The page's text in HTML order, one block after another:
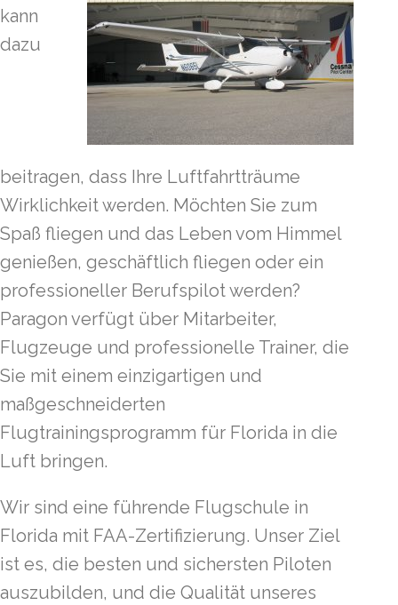
kann
dazu
beitragen, dass Ihre Luftfahrtträume
Wirklichkeit werden. Möchten Sie zum
Spaß fliegen und das Leben vom Himmel
genießen, geschäftlich fliegen oder ein
professioneller Berufspilot werden?
Paragon verfügt über Mitarbeiter,
Flugzeuge und professionelle Trainer, die
Sie mit einem einzigartigen und
maßgeschneiderten
Flugtrainingsprogramm für Florida in die
Luft bringen.
Wir sind eine führende Flugschule in
Florida mit FAA-Zertifizierung. Unser Ziel
ist es, die besten und sichersten Piloten
auszubilden, und die Qualität unseres